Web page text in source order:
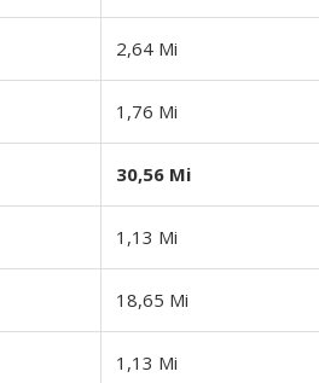
2,64 Mi
1,76 Mi
30,56 Mi
1,13 Mi
18,65 Mi
1,13 Mi